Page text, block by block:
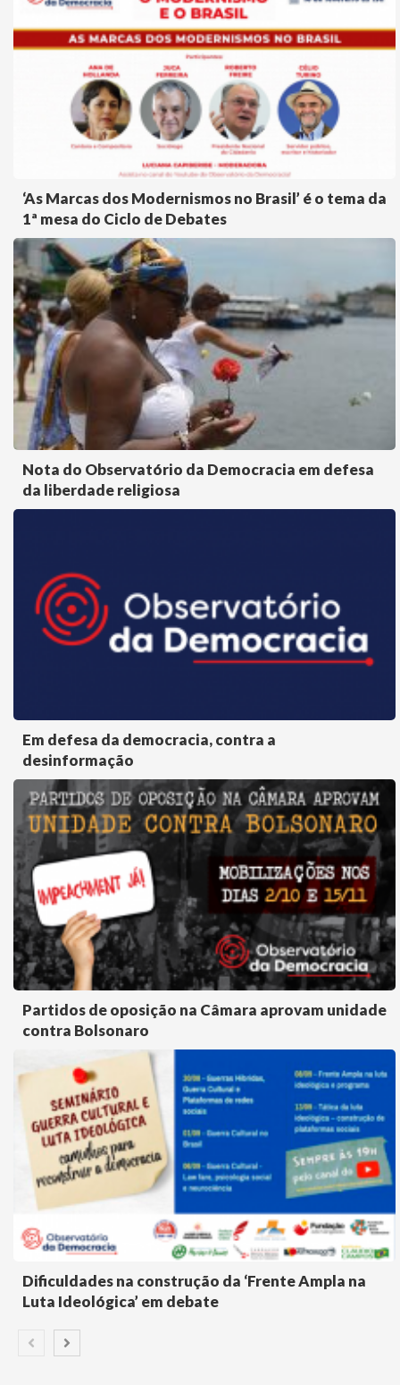
‘As Marcas dos Modernismos no Brasil’ é o tema da
1ª mesa do Ciclo de Debates
Nota do Observatório da Democracia em defesa
da liberdade religiosa
Em defesa da democracia, contra a
desinformação
Partidos de oposição na Câmara aprovam unidade
contra Bolsonaro
Dificuldades na construção da ‘Frente Ampla na
Luta Ideológica’ em debate